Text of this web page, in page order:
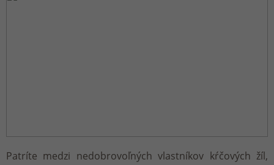
Patríte medzi nedobrovoľných vlastníkov kŕčových žíl,